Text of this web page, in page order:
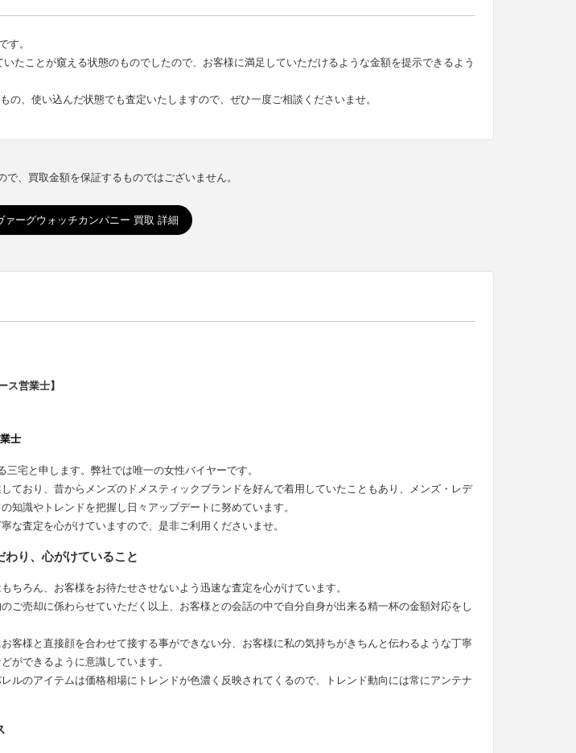
す。
たことが窺える状態のものでしたので、お客様に満足していただけるような金額を提示できるよう
、使い込んだ状態でも査定いたしますので、ぜひ一度ご相談くださいませ。
、買取金額を保証するものではございません。
ァーグウォッチカンパニー 買取 詳細
ス営業士】
士
三宅と申します。弊社では唯一の女性バイヤーです。
ており、昔からメンズのドメスティックブランドを好んで着用していたこともあり、メンズ・レデ
知識やトレンドを把握し日々アップデートに努めています。
な査定を心がけていますので、是非ご利用くださいませ。
わり、心がけていること
ちろん、お客様をお待たせさせないよう迅速な査定を心がけています。
ご売却に係わらせていただく以上、お客様との会話の中で自分自身が出来る精一杯の金額対応をし
客様と直接顔を合わせて接する事ができない分、お客様に私の気持ちがきちんと伝わるような丁寧
ができるように意識しています。
ルのアイテムは価格相場にトレンドが色濃く反映されてくるので、トレンド動向には常にアンテナ